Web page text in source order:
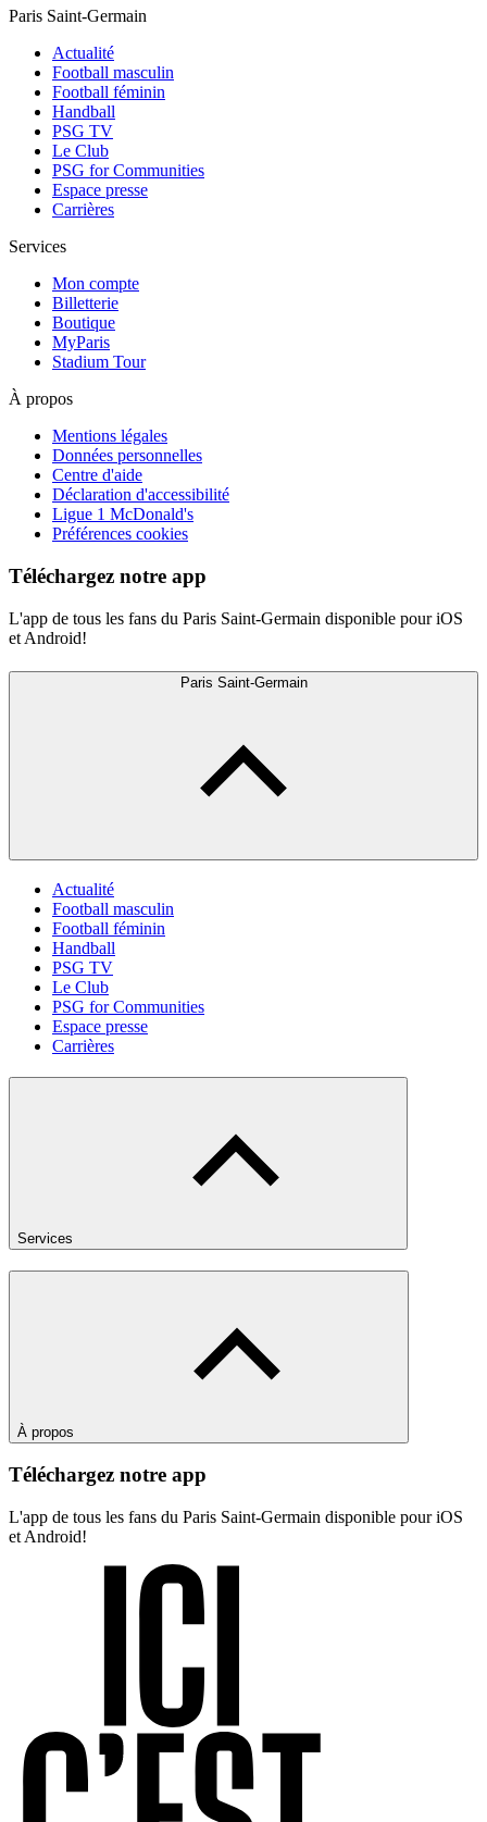
Paris Saint-Germain
Actualité
Football masculin
Football féminin
Handball
PSG TV
Le Club
PSG for Communities
Espace presse
Carrières
Services
Mon compte
Billetterie
Boutique
MyParis
Stadium Tour
À propos
Mentions légales
Données personnelles
Centre d'aide
Déclaration d'accessibilité
Ligue 1 McDonald's
Préférences cookies
Téléchargez notre app
L'app de tous les fans du Paris Saint-Germain disponible pour iOS
et Android!
Paris Saint-Germain
Actualité
Football masculin
Football féminin
Handball
PSG TV
Le Club
PSG for Communities
Espace presse
Carrières
Services
À propos
Téléchargez notre app
L'app de tous les fans du Paris Saint-Germain disponible pour iOS
et Android!